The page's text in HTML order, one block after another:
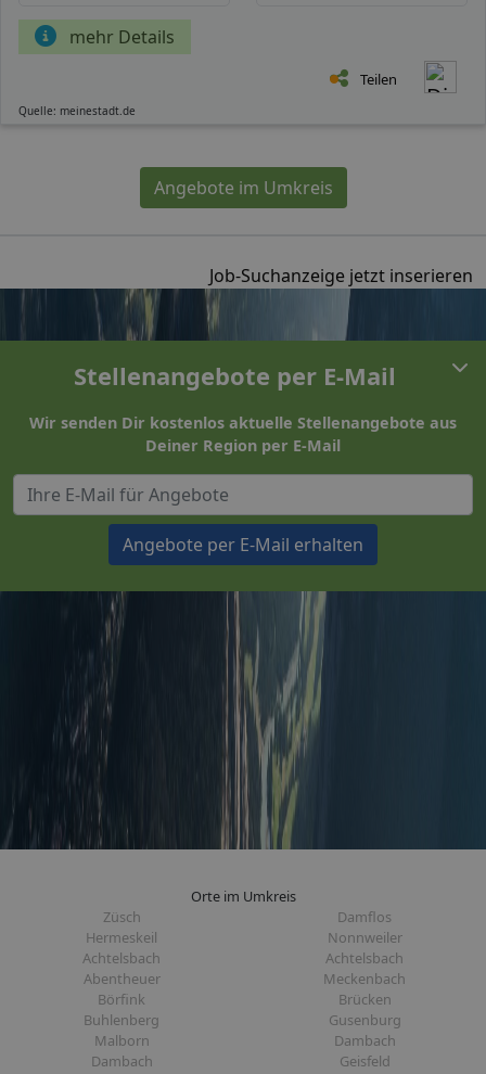
mehr Details
Teilen
Quelle: meinestadt.de
Angebote im Umkreis
Job-Suchanzeige jetzt inserieren
Stellenangebote per E-Mail
Wir senden Dir kostenlos aktuelle Stellenangebote aus
Deiner Region per E-Mail
Angebote per E-Mail erhalten
Orte im Umkreis
Züsch
Damflos
Hermeskeil
Nonnweiler
Achtelsbach
Achtelsbach
Abentheuer
Meckenbach
Börfink
Brücken
Buhlenberg
Gusenburg
Malborn
Dambach
Dambach
Geisfeld